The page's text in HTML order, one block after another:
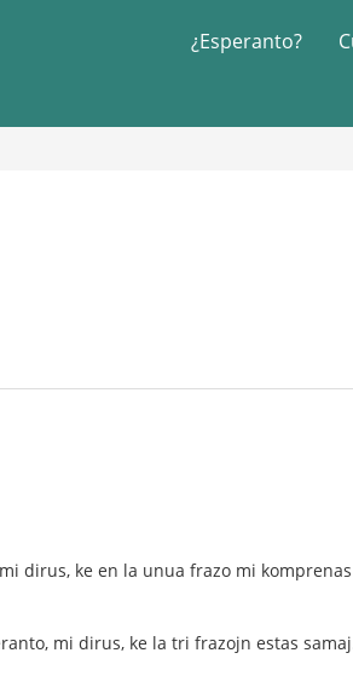
¿Esperanto?
dirus, ke en la unua frazo mi
mi dirus, ke la tri frazojn estas